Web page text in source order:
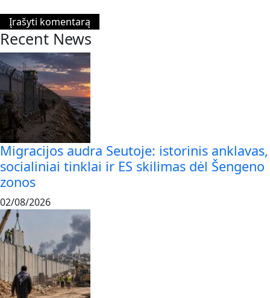
Recent News
Migracijos audra Seutoje: istorinis anklavas,
socialiniai tinklai ir ES skilimas dėl Šengeno
zonos
02/08/2026